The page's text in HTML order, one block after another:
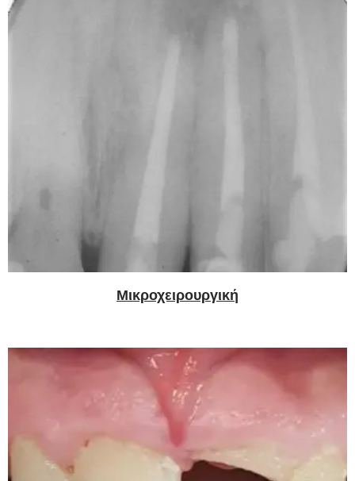
Μικροχειρουργική